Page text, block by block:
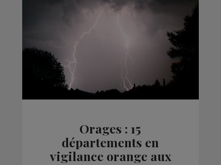
Orages : 15
départements en
vigilance orange aux